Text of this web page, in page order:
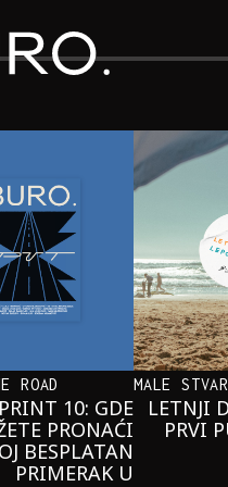
PROIZVOD
SELIMO SA
ROAD
10: GDE
PRONAĆI
BESPLATAN
PRIMERAK U
MALE
LETNJI
PRVI